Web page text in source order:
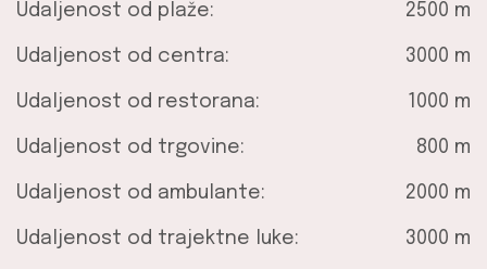
Udaljenost od plaže: 2500 m
Udaljenost od centra: 3000 m
Udaljenost od restorana: 1000 m
Udaljenost od trgovine: 800 m
Udaljenost od ambulante: 2000 m
Udaljenost od trajektne luke: 3000 m